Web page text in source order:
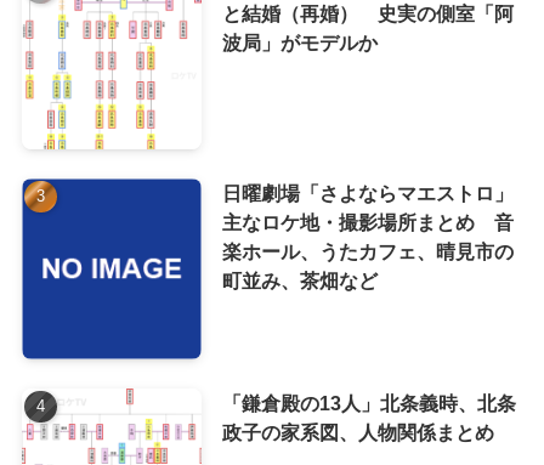
と結婚（再婚） 史実の側室「阿
波局」がモデルか
日曜劇場「さよならマエストロ」
主なロケ地・撮影場所まとめ 音
楽ホール、うたカフェ、晴見市の
町並み、茶畑など
「鎌倉殿の13人」北条義時、北条
政子の家系図、人物関係まとめ